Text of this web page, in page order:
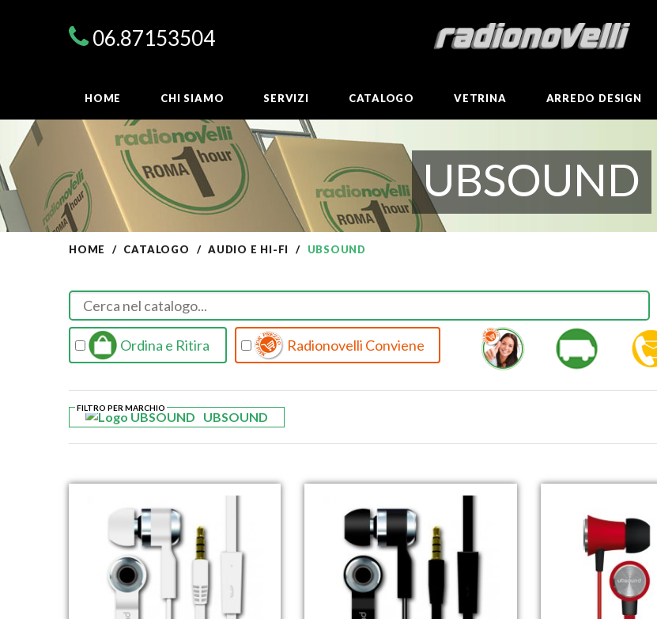
06.87153504
HOME CHI SIAMO SERVIZI CATALOGO VETRINA ARREDO DESIGN
UBSOUND
HOME CATALOGO AUDIO E HI-FI UBSOUND
Ordina e Ritira Radionovelli Conviene
UBSOUND
FILTRO PER MARCHIO